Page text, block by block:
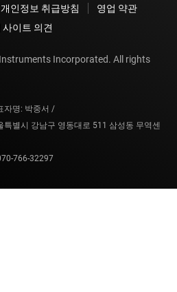
개인정보 취급방침
영업 약관
사이트 의견
Incorporated. All rights
자명: 박중서 /
별시 강남구 영동대로 511 삼성동 무역센
766-32297